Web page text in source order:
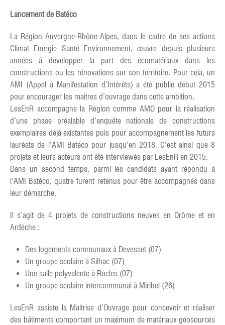
Lancement de Batéco
La Région Auvergne-Rhône-Alpes, dans le cadre de ses actions
Climat Energie Santé Environnement, œuvre depuis plusieurs
années à développer la part des écomatériaux dans les
constructions ou les rénovations sur son territoire. Pour cela, un
AMI (Appel à Manifestation d’Intérêts) a été publié début 2015
pour encourager les maitres d’ouvrage dans cette ambition.
LesEnR accompagne la Région comme AMO pour la réalisation
d’une phase préalable d’enquête nationale de constructions
exemplaires déjà existantes puis pour accompagnement les futurs
lauréats de l’AMI Batéco pour jusqu’en 2018. C’est ainsi que 8
projets et leurs acteurs ont été interviewés par LesEnR en 2015.
Dans un second temps, parmi les candidats ayant répondu à
l’AMI Batéco, quatre furent retenus pour être accompagnés dans
leur démarche.
Il s’agit de 4 projets de constructions neuves en Drôme et en
Ardèche :
Des logements communaux à Devesset (07)
Un groupe scolaire à Silhac (07)
Une salle polyvalente à Rocles (07)
Un groupe scolaire intercommunal à Miribel (26)
LesEnR assiste la Maitrise d’Ouvrage pour concevoir et réaliser
des bâtiments comportant un maximum de matériaux géosourcés